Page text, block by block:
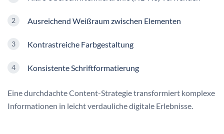
Ausreichend Weißraum zwischen Elementen
Kontrastreiche Farbgestaltung
Konsistente Schriftformatierung
Eine durchdachte Content-Strategie transformiert komplexe
Informationen in leicht verdauliche digitale Erlebnisse.